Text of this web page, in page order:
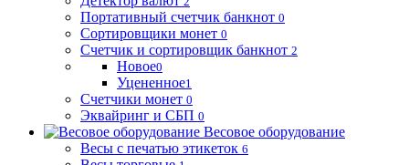
Портативный счетчик банкнот 0
Сортировщики монет 0
Счетчик и сортировщик банкнот 2
Новое0
Уцененное1
Счетчики монет 0
Эквайринг и СБП 0
Весовое оборудование
Весы с печатью этикеток 6